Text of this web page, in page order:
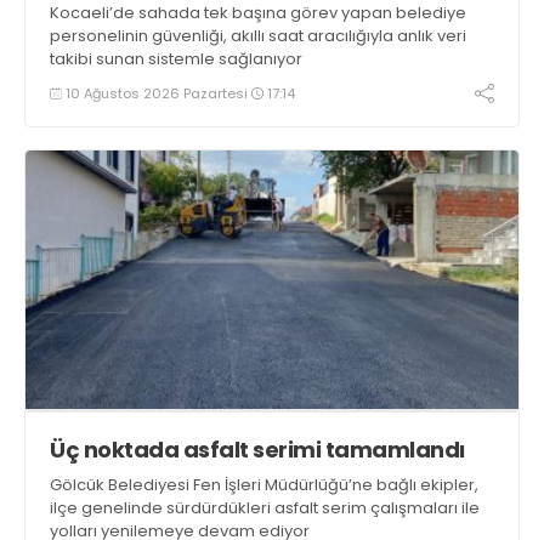
Kocaeli’de sahada tek başına görev yapan belediye
personelinin güvenliği, akıllı saat aracılığıyla anlık veri
takibi sunan sistemle sağlanıyor
10 Ağustos 2026 Pazartesi 17:14
Üç noktada asfalt serimi tamamlandı
Gölcük Belediyesi Fen İşleri Müdürlüğü’ne bağlı ekipler,
ilçe genelinde sürdürdükleri asfalt serim çalışmaları ile
yolları yenilemeye devam ediyor